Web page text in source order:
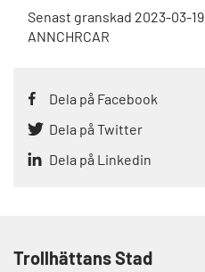
Senast granskad 2023-03-19
ANNCHRCAR
Dela på Facebook
Dela på Twitter
Dela på Linkedin
Trollhättans Stad